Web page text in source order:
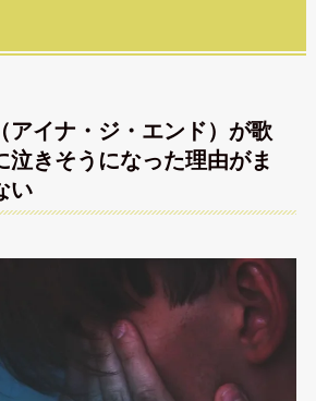
アイナ・ジ・エンド）が歌
泣きそうになった理由がま
い